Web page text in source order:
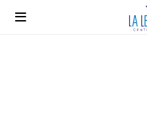
